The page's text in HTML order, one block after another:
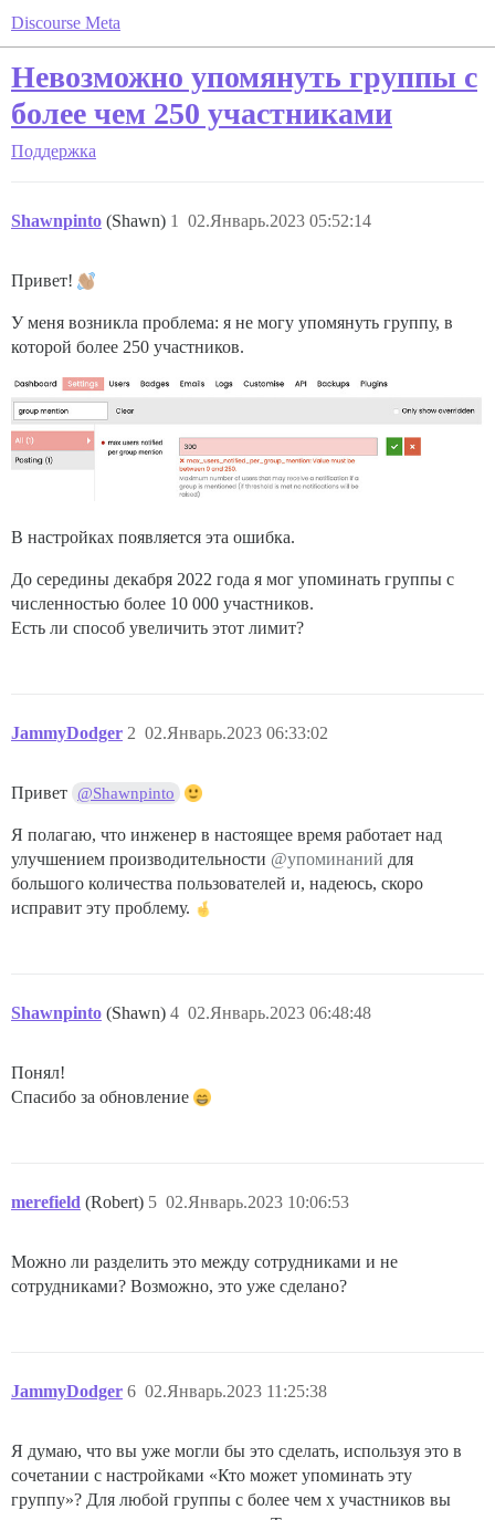
Discourse Meta
Невозможно упомянуть группы с
более чем 250 участниками
Поддержка
Shawnpinto (Shawn) 02.Январь.2023 05:52:14
1
Привет!
У меня возникла проблема: я не могу упомянуть группу, в
которой более 250 участников.
В настройках появляется эта ошибка.
До середины декабря 2022 года я мог упоминать группы с
численностью более 10 000 участников.
Есть ли способ увеличить этот лимит?
JammyDodger 02.Январь.2023 06:33:02
2
Привет @Shawnpinto
Я полагаю, что инженер в настоящее время работает над
улучшением производительности @упоминаний для
большого количества пользователей и, надеюсь, скоро
исправит эту проблему.
Shawnpinto (Shawn) 02.Январь.2023 06:48:48
4
Понял!
Спасибо за обновление
merefield (Robert) 02.Январь.2023 10:06:53
5
Можно ли разделить это между сотрудниками и не
сотрудниками? Возможно, это уже сделано?
JammyDodger 02.Январь.2023 11:25:38
6
Я думаю, что вы уже могли бы это сделать, используя это в
сочетании с настройками «Кто может упоминать эту
группу»? Для любой группы с более чем x участников вы